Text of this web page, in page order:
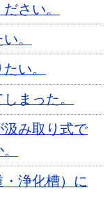
さい。
。
い。
まった。
み取り式で
浄化槽）に